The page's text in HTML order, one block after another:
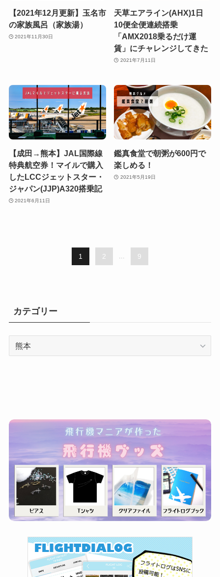
【2021年12月更新】玉名市
の家族風呂（家族湯）
2021年11月30日
天草エアライン(AHX)1日
10便全便連続搭乗
「AMX2018乗るだけ運
賃」にチャレンジしてきた
2021年7月11日
【成田→熊本】JAL国際線
特典航空券！マイルで購入
したLCCジェットスター・
ジャパン(JJP)A320搭乗記
2021年6月11日
鑑真食堂で朝粥が600円で
楽しめる！
2021年5月19日
1 2 ... 9
カテゴリー